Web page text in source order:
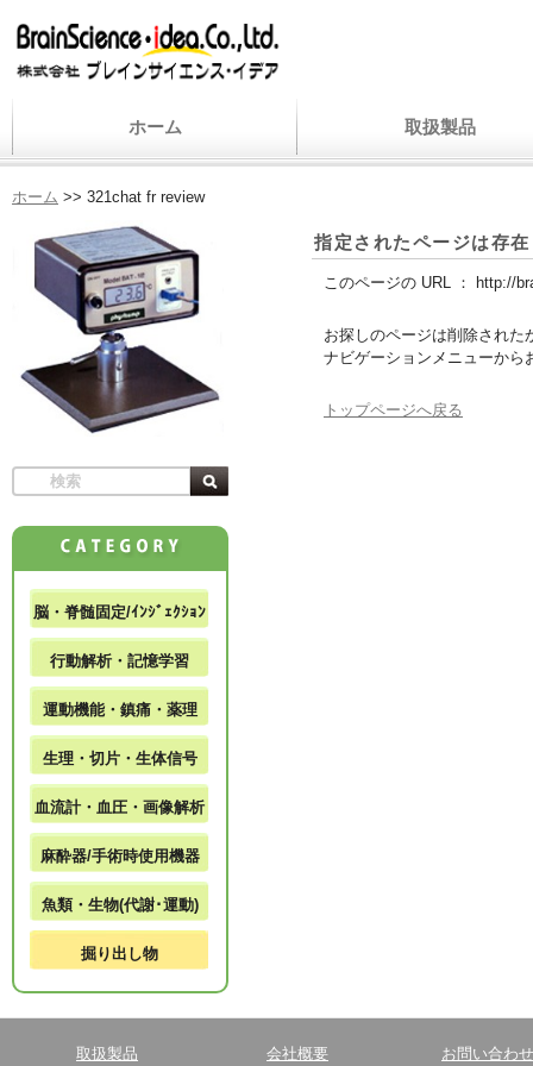
ホーム 取扱製品
ホーム >> 321chat fr review
指定されたページは存
このページの URL ： http://
お探しのページは削除された
ナビゲーションメニューから
トップページへ戻る
脳・脊髄固定/ｲﾝｼﾞｪｸｼｮﾝ
行動解析・記憶学習
運動機能・鎮痛・薬理
生理・切片・生体信号
血流計・血圧・画像解析
麻酔器/手術時使用機器
魚類・生物(代謝･運動)
掘り出し物
取扱製品 会社概要 お問い合わせ